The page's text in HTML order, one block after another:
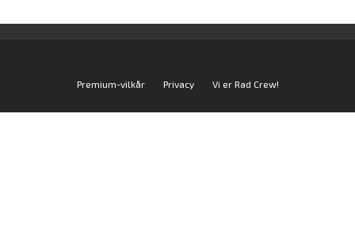
Premium-vilkår Privacy Vi er Rad Crew!